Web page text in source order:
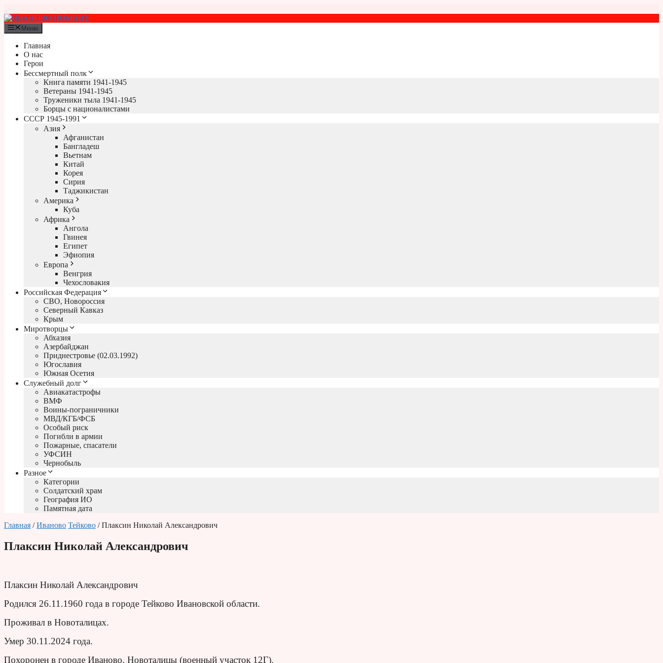
к
содержимому
Меню
Главная
О нас
Герои
Бессмертный полк
Книга памяти 1941-1945
Ветераны 1941-1945
Труженики тыла 1941-1945
Борцы с националистами
СССР 1945-1991
Азия
Афганистан
Бангладеш
Вьетнам
Китай
Корея
Сирия
Таджикистан
Америка
Куба
Африка
Ангола
Гвинея
Египет
Эфиопия
Европа
Венгрия
Чехословакия
Российская Федерация
СВО, Новороссия
Северный Кавказ
Крым
Миротворцы
Абхазия
Азербайджан
Приднестровье (02.03.1992)
Югославия
Южная Осетия
Служебный долг
Авиакатастрофы
ВМФ
Воины-пограничники
МВД/КГБ/ФСБ
Особый риск
Погибли в армии
Пожарные, спасатели
УФСИН
Чернобыль
Разное
Категории
Солдатский храм
География ИО
Памятная дата
Главная /Иваново Тейково / Плаксин Николай Александрович
Плаксин Николай Александрович
Плаксин Николай Александрович
Родился 26.11.1960 года в городе Тейково Ивановской области.
Проживал в Новоталицах.
Умер 30.11.2024 года.
Похоронен в городе Иваново, Новоталицы (военный участок 12Г).